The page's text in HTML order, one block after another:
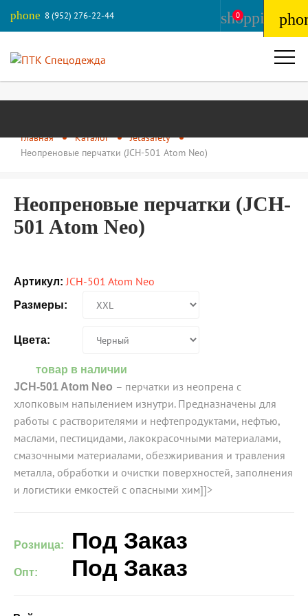
phone 8 (952) 276-22-44 0
Главная Каталог
Jetasafety
Неопреновые перчатки (JCH-501 Atom Neo)
Неопреновые перчатки (JCH-
501 Atom Neo)
Артикул: JCH-501 Atom Neo
Размеры:
Цвета:
товар в наличии
JCH-501 Atom Neo – перчатки из неопрена с
хлопковым напылением изнутри. Предназначены для
работы с растворителями и нефтепродуктами, нефтью,
маслами, пестицидами, лакокрасочными материалами,
смазочными материалами, обезжиривания и травления
металла, обработки и очистки поверхностей, заполнения
и логистики емкостей с опасными хим]]>
Розница: Под Заказ
Опт: Под Заказ